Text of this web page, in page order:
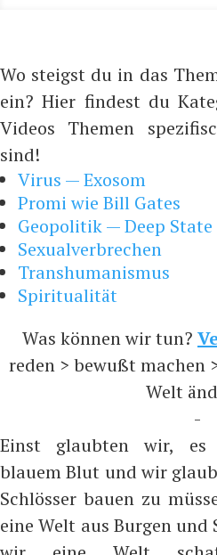
Wo steigst du in das
ein? Hier findest du
Videos Themen
sind!
Virus — Exosom
Promi wie Bill Gates
Geopolitik — Deep State
Sexualverbrechen
Transhumanismus
Spiritualität
Was können wir tun?
reden > bewußt machen
Welt
-
Einst glaubten wir,
blauem Blut und wir
Schlösser bauen zu
eine Welt aus Burgen und